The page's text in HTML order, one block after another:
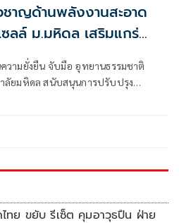
ชาญด้านพลังงานสะอาด
ลล์ ม.มหิดล เสริมแกร่ง
based
หนุนศักยภาพเด็กกลุ่ม
วามยั่งยืน จับมือ อุทยานธรรมชาติ
ลัยมหิดล สนับสนุนการปรับปรุง
ต คุมอาวุธปืน ฝ่าย